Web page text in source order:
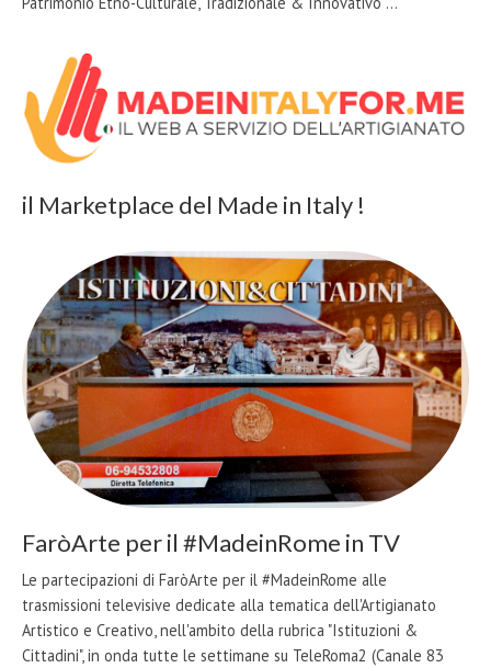
il Marketplace del Made in Italy !
FaròArte per il #MadeinRome in TV
Le partecipazioni di FaròArte per il #MadeinRome alle
trasmissioni televisive dedicate alla tematica dell'Artigianato
Artistico e Creativo, nell'ambito della rubrica "Istituzioni &
Cittadini", in onda tutte le settimane su TeleRoma2 (Canale 83